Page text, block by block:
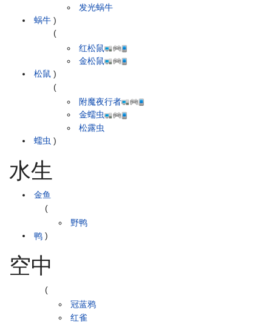
蜗牛
发光蜗牛
)
松鼠
(
红松鼠
金松鼠
)
蠕虫
(
附魔夜行者
金蠕虫
松露虫
)
水生
金鱼
鸭
(
野鸭
)
空中
(
冠蓝鸦
红雀